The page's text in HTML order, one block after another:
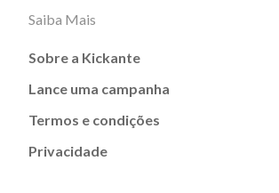
Saiba Mais
Sobre a Kickante
Lance uma campanha
Termos e condições
Privacidade